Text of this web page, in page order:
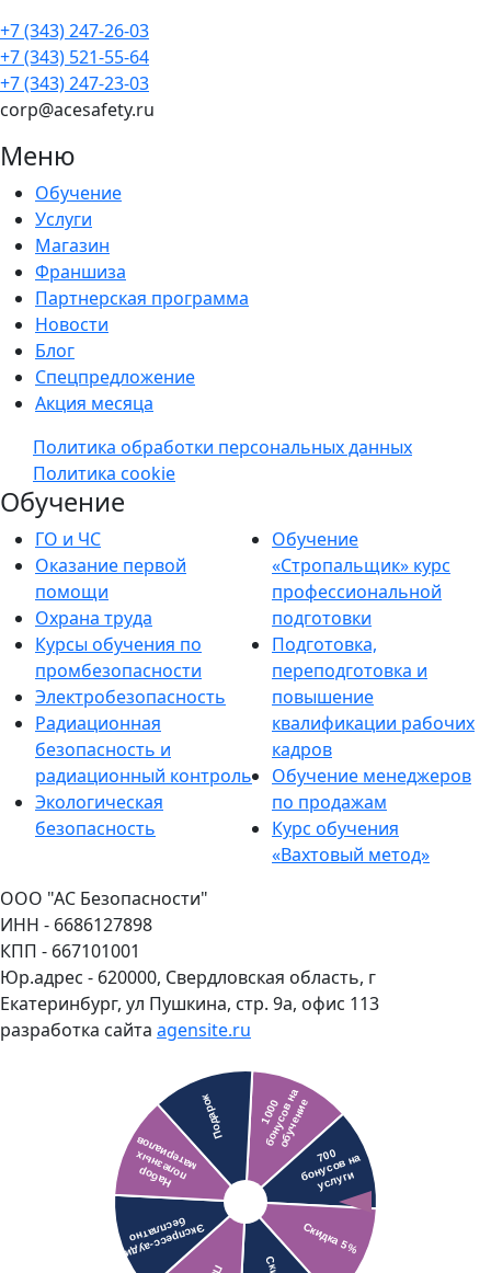
+7 (343) 247-26-03
+7 (343) 521-55-64
+7 (343) 247-23-03
corp@acesafety.ru
Меню
Обучение
Услуги
Магазин
Франшиза
Партнерская программа
Новости
Блог
Спецпредложение
Акция месяца
Политика обработки персональных данных
Политика cookie
Обучение
ГО и ЧС
Оказание первой
помощи
Охрана труда
Курсы обучения по
промбезопасности
Электробезопасность
Радиационная
безопасность и
радиационный контроль
Экологическая
безопасность
Обучение
«Стропальщик» курс
профессиональной
подготовки
Подготовка,
переподготовка и
повышение
квалификации рабочих
кадров
Обучение менеджеров
по продажам
Курс обучения
«Вахтовый метод»
ООО "АС Безопасности"
ИНН - 6686127898
КПП - 667101001
Юр.адрес - 620000, Свердловская область, г
Екатеринбург, ул Пушкина, стр. 9а, офис 113
разработка сайта agensite.ru